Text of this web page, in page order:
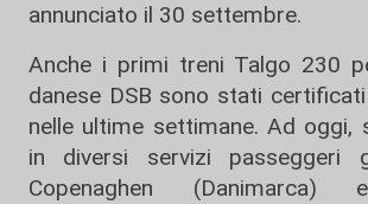
annunciato il 30 settembre.
Anche i primi treni Talgo 230
danese DSB sono stati
nelle ultime settimane. Ad oggi,
in diversi servizi passeggeri
Copenaghen (Danimarca)